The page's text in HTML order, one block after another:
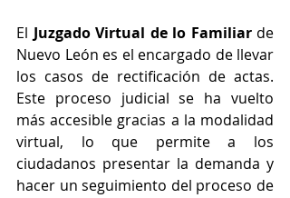
El Juzgado Virtual de lo Familiar de
Nuevo León es el encargado de llevar
los casos de rectificación de actas.
Este proceso judicial se ha vuelto
más accesible gracias a la modalidad
virtual, lo que permite a los
ciudadanos presentar la demanda y
hacer un seguimiento del proceso de